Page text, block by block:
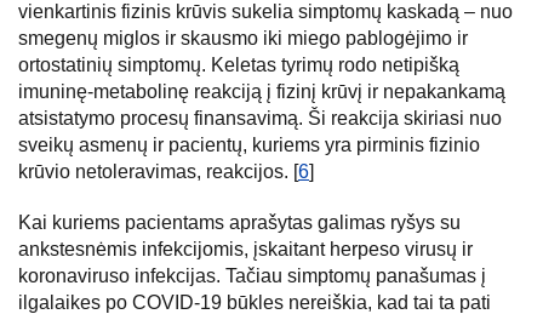
vienkartinis fizinis krūvis sukelia simptomų kaskadą – nuo
smegenų miglos ir skausmo iki miego pablogėjimo ir
ortostatinių simptomų. Keletas tyrimų rodo netipišką
imuninę-metabolinę reakciją į fizinį krūvį ir nepakankamą
atsistatymo procesų finansavimą. Ši reakcija skiriasi nuo
sveikų asmenų ir pacientų, kuriems yra pirminis fizinio
krūvio netoleravimas, reakcijos. [6]
Kai kuriems pacientams aprašytas galimas ryšys su
ankstesnėmis infekcijomis, įskaitant herpeso virusų ir
koronaviruso infekcijas. Tačiau simptomų panašumas į
ilgalaikes po COVID-19 būkles nereiškia, kad tai ta pati